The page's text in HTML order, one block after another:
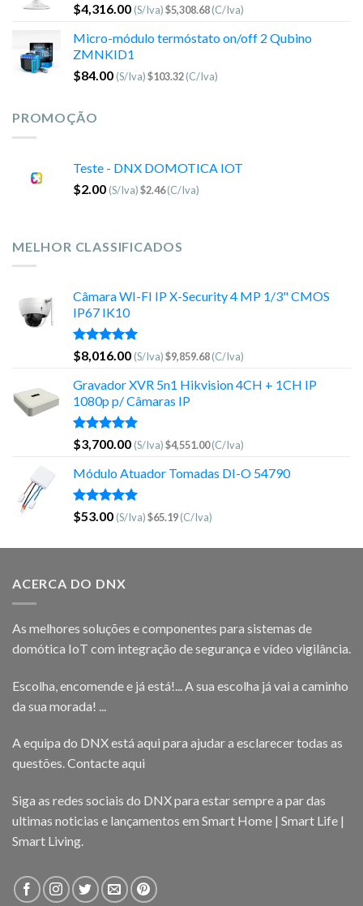
$4,316.00 (S/Iva)$5,308.68(C/Iva)
Micro-módulo termóstato on/off 2 Qubino
ZMNKID1
$84.00 (S/Iva)$103.32(C/Iva)
PROMOÇÃO
Teste - DNX DOMOTICA IOT
$2.00 (S/Iva)$2.46(C/Iva)
MELHOR CLASSIFICADOS
Câmara WI-FI IP X-Security 4 MP 1/3" CMOS
IP67 IK10
Avaliação
5.00
$8,016.00 (S/Iva)$9,859.68(C/Iva)
Gravador XVR 5n1 Hikvision 4CH + 1CH IP
1080p p/ Câmaras IP
Avaliação
5.00
$3,700.00 (S/Iva)$4,551.00(C/Iva)
Módulo Atuador Tomadas DI-O 54790
Avaliação
5.00
de 5
$53.00 (S/Iva)$65.19(C/Iva)
ACERCA DO DNX
As melhores soluções e componentes para sistemas de
domótica IoT com integração de segurança e vídeo vigilância.
Escolha, encomende e já está!... A sua escolha já vai a caminho
da sua morada! ...
A equipa do DNX está aqui para ajudar a esclarecer todas as
questões.Contacte aqui
Siga as redes sociais do DNX para estar sempre a par das
ultimas noticias e lançamentos em Smart Home | Smart Life |
Smart Living.